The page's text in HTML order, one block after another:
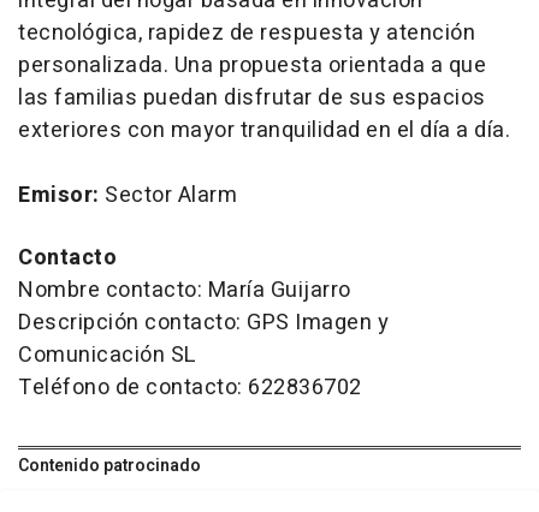
tecnológica, rapidez de respuesta y atención
personalizada. Una propuesta orientada a que
las familias puedan disfrutar de sus espacios
exteriores con mayor tranquilidad en el día a día.
Emisor: Sector Alarm
Contacto
Nombre contacto: María Guijarro
Descripción contacto: GPS Imagen y
Comunicación SL
Teléfono de contacto: 622836702
Contenido patrocinado